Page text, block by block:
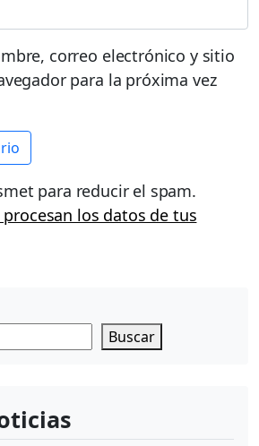
correo electrónico y sitio
para la próxima vez
para reducir el spam.
los datos de tus
Buscar